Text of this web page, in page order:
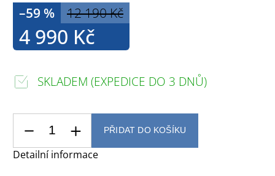
12 190 Kč
–59 %
4 990 Kč
SKLADEM (EXPEDICE DO 3 DNŮ)
PŘIDAT DO KOŠÍKU
Detailní informace